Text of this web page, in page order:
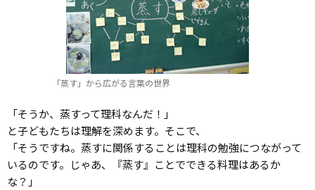
「蒸す」から広がる言葉の世界
「そうか、蒸すって理科なんだ！」
と子どもたちは理解を深めます。そこで、
「そうですね。蒸すに関係することは理科の勉強につながって
いるのです。じゃあ、『蒸す』ことでできる料理はあるか
な？」